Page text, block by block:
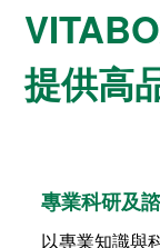
提供高
專業科研及
以專業知識與